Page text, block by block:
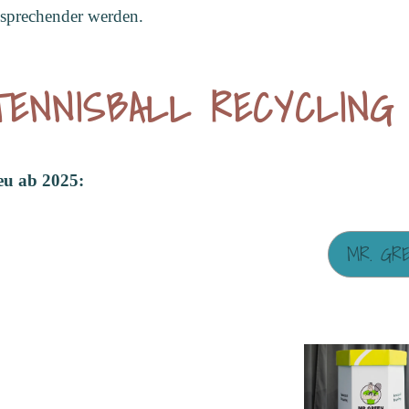
werden.
RECYCLING
ab 2025:
MR.